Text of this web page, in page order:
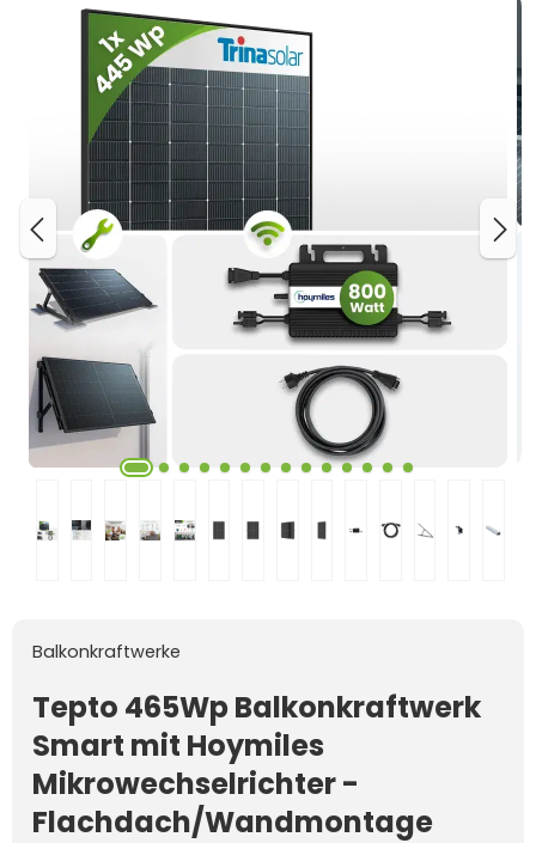
Balkonkraftwerke
Tepto 465Wp Balkonkraftwerk
Smart mit Hoymiles
Mikrowechselrichter -
Flachdach/Wandmontage